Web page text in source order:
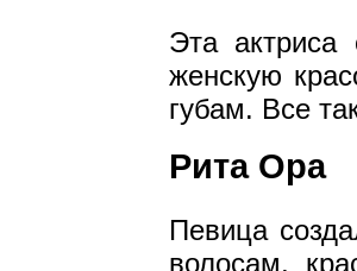
Эта актриса
женскую
губам. Все
Рита Ора
Певица
волосам,